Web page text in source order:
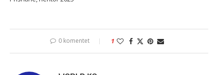
0 komentet 1